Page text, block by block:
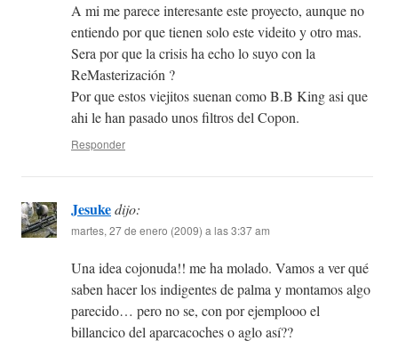
A mi me parece interesante este proyecto, aunque no
entiendo por que tienen solo este videito y otro mas.
Sera por que la crisis ha echo lo suyo con la
ReMasterización ?
Por que estos viejitos suenan como B.B King asi que
ahi le han pasado unos filtros del Copon.
Responder
Jesukedijo:
martes, 27 de enero (2009) a las 3:37 am
Una idea cojonuda!! me ha molado. Vamos a ver qué
saben hacer los indigentes de palma y montamos algo
parecido… pero no se, con por ejemplooo el
billancico del aparcacoches o aglo así??